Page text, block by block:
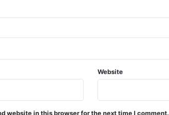
Website
website in this browser for the next time I comment.